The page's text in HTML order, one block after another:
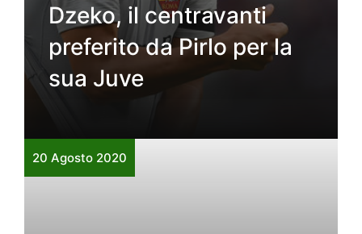
Dzeko, il centravanti
preferito da Pirlo per la
sua Juve
20 Agosto 2020